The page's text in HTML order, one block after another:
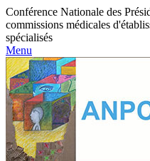
Conférence Nationale des
commissions médicales
spécialisés
Menu